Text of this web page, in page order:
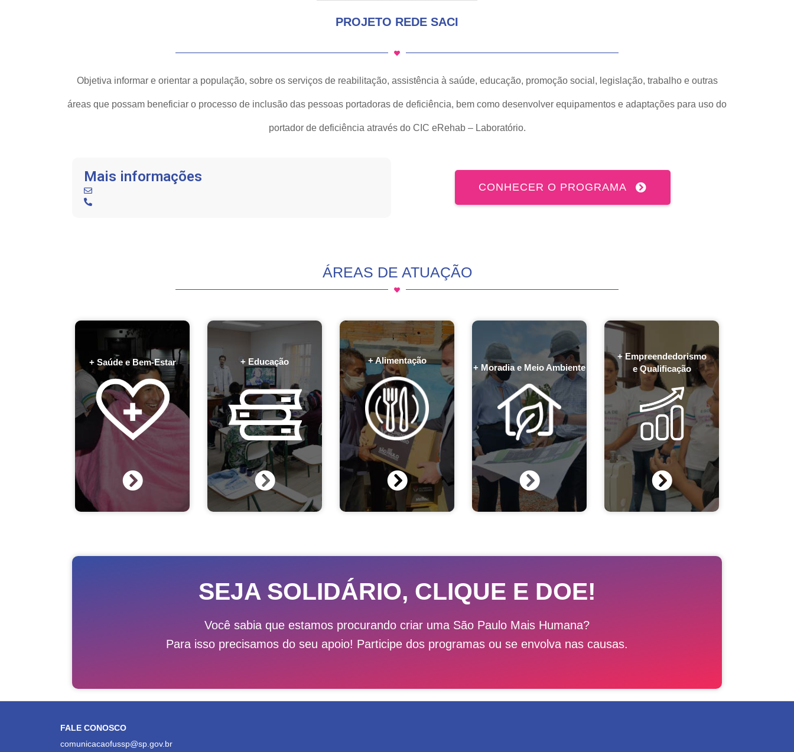
PROJETO REDE SACI
Objetiva informar e orientar a população, sobre os serviços de reabilitação, assistência à saúde, educação, promoção social, legislação, trabalho e outras
áreas que possam beneficiar o processo de inclusão das pessoas portadoras de deficiência, bem como desenvolver equipamentos e adaptações para uso do
portador de deficiência através do CIC eRehab – Laboratório.
Mais informações
CONHECER O PROGRAMA
ÁREAS DE ATUAÇÃO
+ Saúde e Bem-Estar + Educação + Alimentação
+ Moradia e Meio Ambiente
+ Empreendedorismo
e Qualificação
SEJA SOLIDÁRIO, CLIQUE E DOE!
Você sabia que estamos procurando criar uma São Paulo Mais Humana?
Para isso precisamos do seu apoio! Participe dos programas ou se envolva nas causas.
FALE CONOSCO
comunicacaofussp@sp.gov.br